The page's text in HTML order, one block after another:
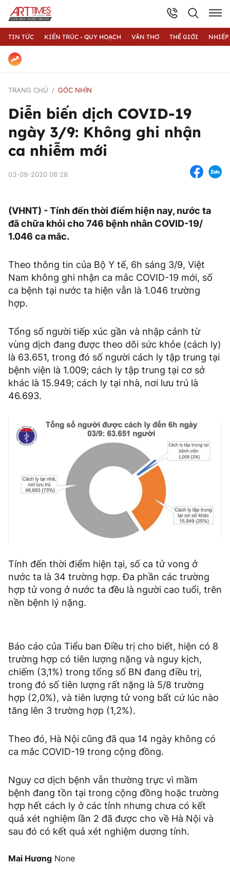
TIN TỨC KIẾN TRÚC - QUY HOẠCH VĂN THƠ THẾ GIỚI
TRANG CHỦ GÓC NHÌN
Diễn biến dịch COVID-19
ngày 3/9: Không ghi nhận
ca nhiễm mới
03-09-2020 08:28
(VHNT) - Tính đến thời điểm hiện nay, nước ta
đã chữa khỏi cho 746 bệnh nhân COVID-19/
1.046 ca mắc.
Theo thông tin của Bộ Y tế, 6h sáng 3/9, Việt
Nam không ghi nhận ca mắc COVID-19 mới, số
ca bệnh tại nước ta hiện vẫn là 1.046 trường
hợp.
Tổng số người tiếp xúc gần và nhập cảnh từ
vùng dịch đang được theo dõi sức khỏe (cách ly)
là 63.651, trong đó số người cách ly tập trung tại
bệnh viện là 1.009; cách ly tập trung tại cơ sở
khác là 15.949; cách ly tại nhà, nơi lưu trú là
46.693.
Tính đến thời điểm hiện tại, số ca tử vong ở
nước ta là 34 trường hợp. Đa phần các trường
hợp tử vong ở nước ta đều là người cao tuổi, trên
nền bệnh lý nặng.
Báo cáo của Tiểu ban Điều trị cho biết, hiện có 8
trường hợp có tiên lượng nặng và nguy kịch,
chiếm (3,1%) trong tổng số BN đang điều trị,
trong đó số tiên lượng rất nặng là 5/8 trường
hợp (2,0%), và tiên lượng tử vong bất cứ lúc nào
tăng lên 3 trường hợp (1,2%).
Theo đó, Hà Nội cũng đã qua 14 ngày không có
ca mắc COVID-19 trong cộng đồng.
Nguy cơ dịch bệnh vẫn thường trực vì mầm
bệnh đang tồn tại trong cộng đồng hoặc trường
hợp hết cách ly ở các tỉnh nhưng chưa có kết
quả xét nghiệm lần 2 đã được cho về Hà Nội và
sau đó có kết quả xét nghiệm dương tính.
Mai Hương None